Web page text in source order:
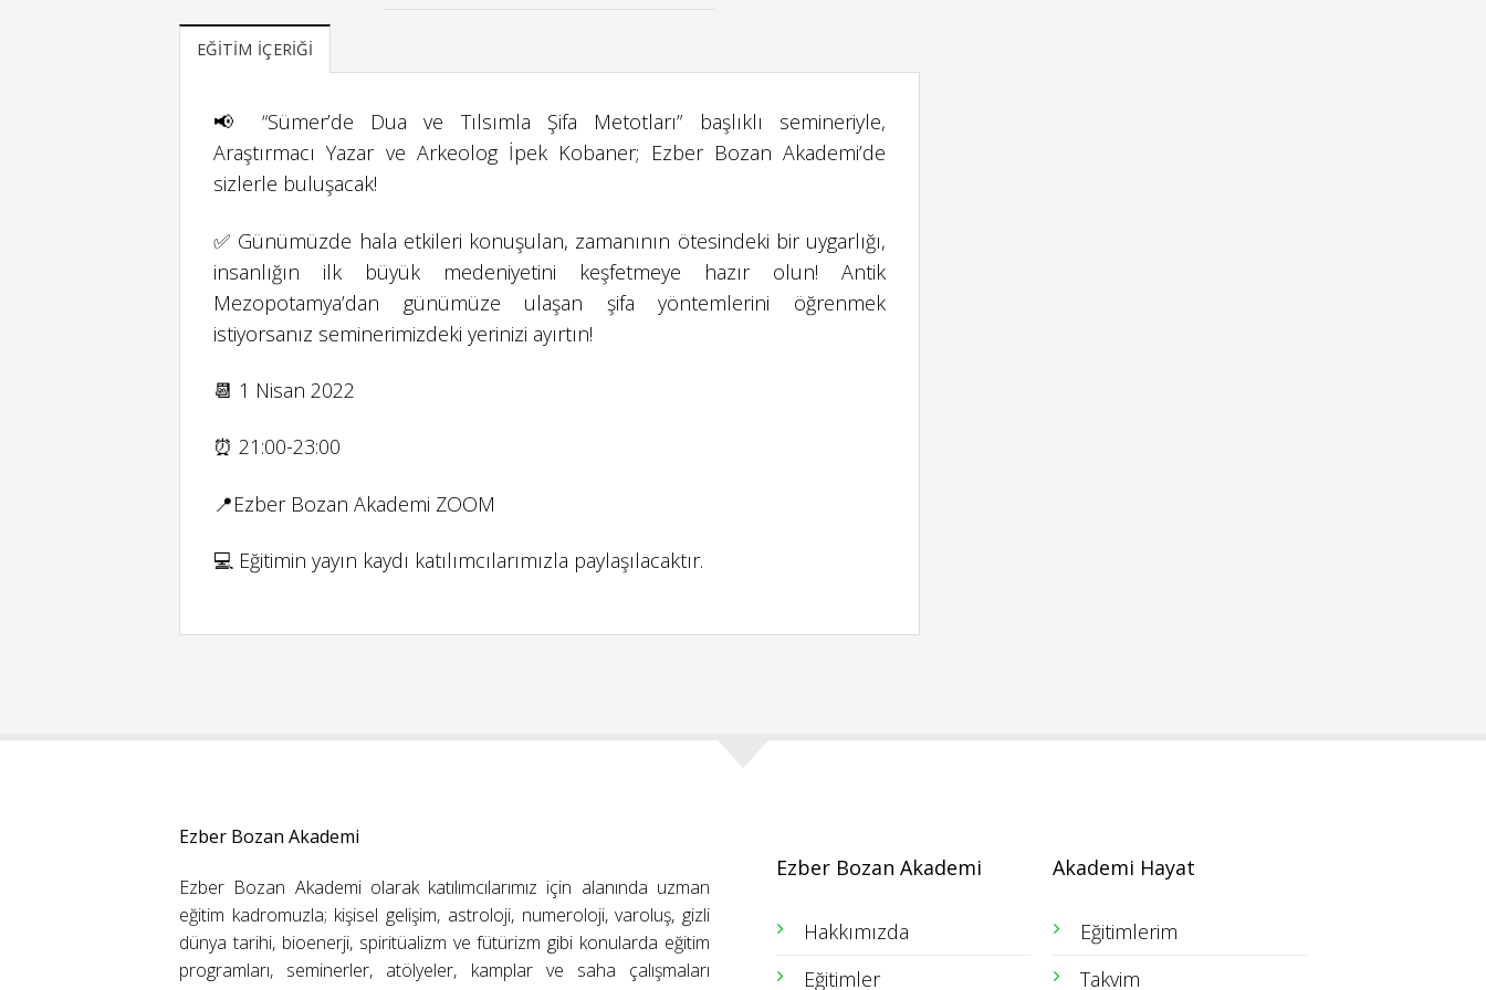
EĞITIM İÇERIĞI
📢 “Sümer’de Dua ve Tılsımla Şifa Metotları” başlıklı semineriyle,
Araştırmacı Yazar ve Arkeolog İpek Kobaner; Ezber Bozan Akademi’de
sizlerle buluşacak!
✅ Günümüzde hala etkileri konuşulan, zamanının ötesindeki bir uygarlığı,
insanlığın ilk büyük medeniyetini keşfetmeye hazır olun! Antik
Mezopotamya’dan günümüze ulaşan şifa yöntemlerini öğrenmek
istiyorsanız seminerimizdeki yerinizi ayırtın!
📆 1 Nisan 2022
⏰ 21:00-23:00
📍Ezber Bozan Akademi ZOOM
💻 Eğitimin yayın kaydı katılımcılarımızla paylaşılacaktır.
Ezber Bozan Akademi
Ezber Bozan Akademi olarak katılımcılarımız için alanında uzman
eğitim kadromuzla; kişisel gelişim, astroloji, numeroloji, varoluş, gizli
dünya tarihi, bioenerji, spiritüalizm ve fütürizm gibi konularda eğitim
programları, seminerler, atölyeler, kamplar ve saha çalışmaları
Ezber Bozan Akademi
Hakkımızda
Eğitimler
Akademi Hayat
Eğitimlerim
Takvim